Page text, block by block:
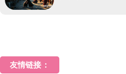
友情链接：